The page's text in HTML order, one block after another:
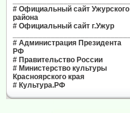
# Официальный сайт Ужурского
района
# Официальный сайт г.Ужур
# Администрация Президента
РФ
# Правительство России
# Министерство культуры
Красноярского края
# Культура.РФ